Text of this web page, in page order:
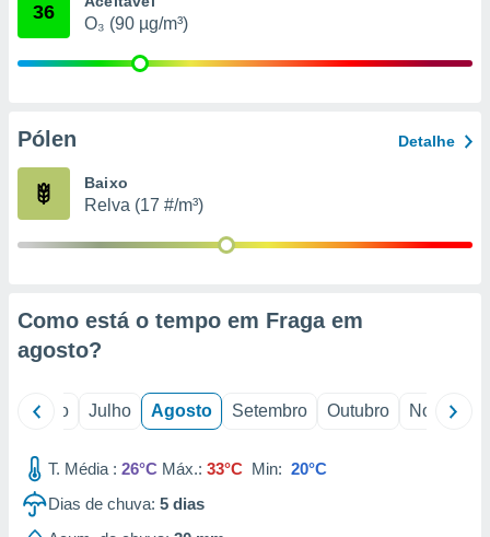
estudos
36
O₃ (90 µg/m³)
Pólen Detalhe
Baixo
Relva (17 #/m³)
Como está o tempo em Fraga em
agosto?
Junho Julho Agosto Setembro Outubro Novembro
T. Média : 26°C Máx.: 33°C Min: 20°C
Dias de chuva: 5 dias